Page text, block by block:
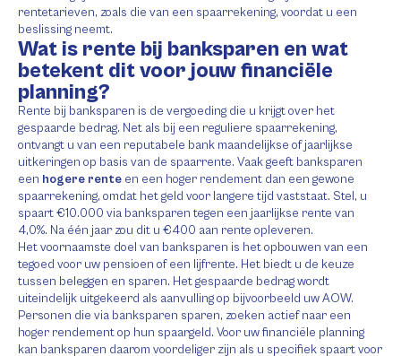
rentetarieven, zoals die van een spaarrekening, voordat u een
beslissing neemt.
Wat is rente bij banksparen en wat
betekent dit voor jouw financiële
planning?
Rente bij banksparen is de vergoeding die u krijgt over het
gespaarde bedrag. Net als bij een reguliere spaarrekening,
ontvangt u van een reputabele bank maandelijkse of jaarlijkse
uitkeringen op basis van de spaarrente. Vaak geeft banksparen
een hogere rente en een hoger rendement dan een gewone
spaarrekening, omdat het geld voor langere tijd vaststaat. Stel, u
spaart €10.000 via banksparen tegen een jaarlijkse rente van
4,0%. Na één jaar zou dit u €400 aan rente opleveren.
Het voornaamste doel van banksparen is het opbouwen van een
tegoed voor uw pensioen of een lijfrente. Het biedt u de keuze
tussen beleggen en sparen. Het gespaarde bedrag wordt
uiteindelijk uitgekeerd als aanvulling op bijvoorbeeld uw AOW.
Personen die via banksparen sparen, zoeken actief naar een
hoger rendement op hun spaargeld. Voor uw financiële planning
kan banksparen daarom voordeliger zijn als u specifiek spaart voor